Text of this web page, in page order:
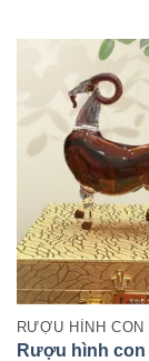
RƯỢU HÌNH
Rượu hình con